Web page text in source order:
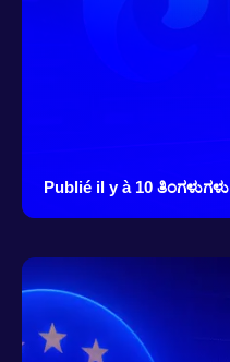
Publié il y à 10 ತಿಂಗಳುಗಳು